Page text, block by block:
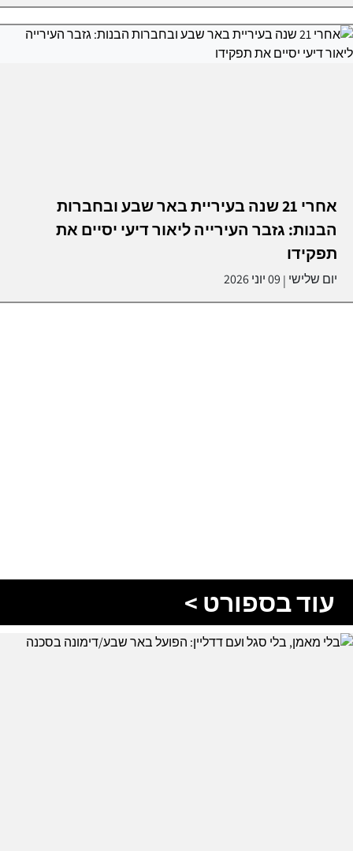
אחרי 21 שנה בעיריית באר שבע ובחברות
הבנות: גזבר העירייה ליאור דיעי יסיים את
תפקידו
יום שלישי | 09 יוני 2026
עוד בספורט >